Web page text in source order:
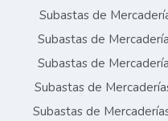
Subastas de
Subastas de
Subastas de
Subastas de
Subastas de